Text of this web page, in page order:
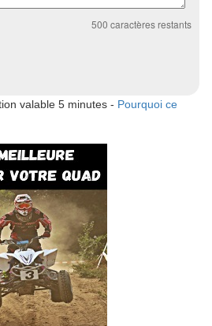
500 caractères restants
valable 5 minutes - Pourquoi ce